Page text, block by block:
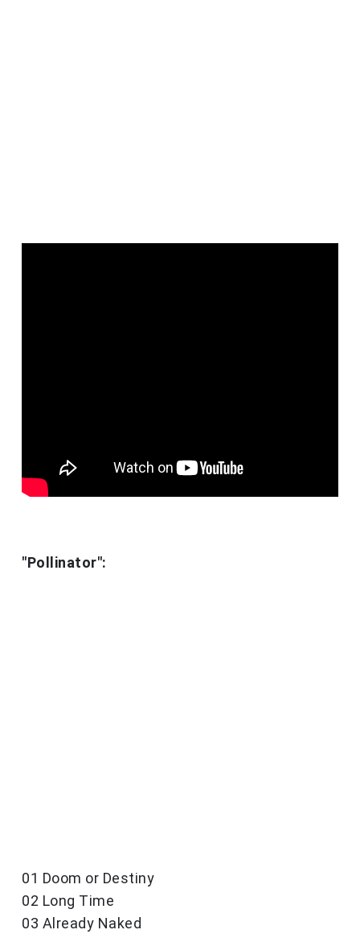
"Pollinator":
01 Doom or Destiny
02 Long Time
03 Already Naked